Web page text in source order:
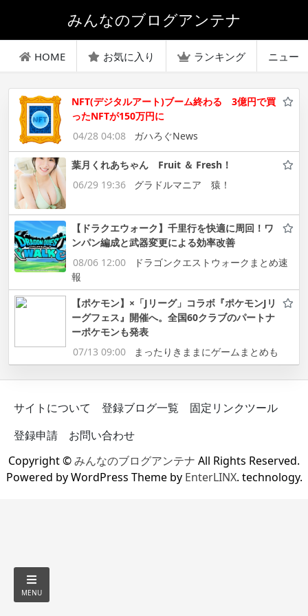
みんなのブログアンテナ
HOME お気に入り ランキング ニュー
NFT(デジタルアート)ブーム終わる 3億円で買
ったNFTが150万円に
04/28 04:08
ガハろぐNews
葉月くれあちゃん Fruit ＆ Fresh！
06/29 19:36
グラドルマニア 猿！
【ドラクエウォーク】千里行を快適に周回！ワ
ンパン編成と武器変更による効率改善
08/06 12:00
ドラゴンクエストウォークまとめ速
報
【ポケモン】×「Jリーグ」コラボ『ポケモンJリ
ーグフェス』開催へ。全国60クラブのパートナ
ーポケモンも発表
07/13 09:00
まったりきままにゲームまとめも
サイトについて 登録ブログ一覧
固定リンクツール
登録申請
お問い合わせ
Copyright ©みんなのブログアンテナ All Rights Reserved.
Powered by WordPress Theme by EnterLINX. technology.
MENU